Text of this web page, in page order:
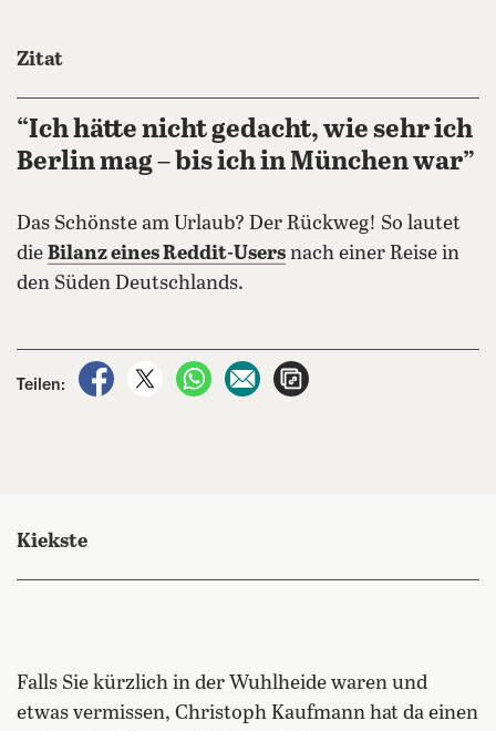
Zitat
“Ich hätte nicht gedacht, wie sehr ich
Berlin mag – bis ich in München war”
Das Schönste am Urlaub? Der Rückweg! So lautet
die Bilanz eines Reddit-Users nach einer Reise in
den Süden Deutschlands.
Teilen:
auf Facebook teilen
auf X teilenper WhatsApp teilen
per E-Mail teilen
Kiekste
Falls Sie kürzlich in der Wuhlheide waren und
etwas vermissen, Christoph Kaufmann hat da einen